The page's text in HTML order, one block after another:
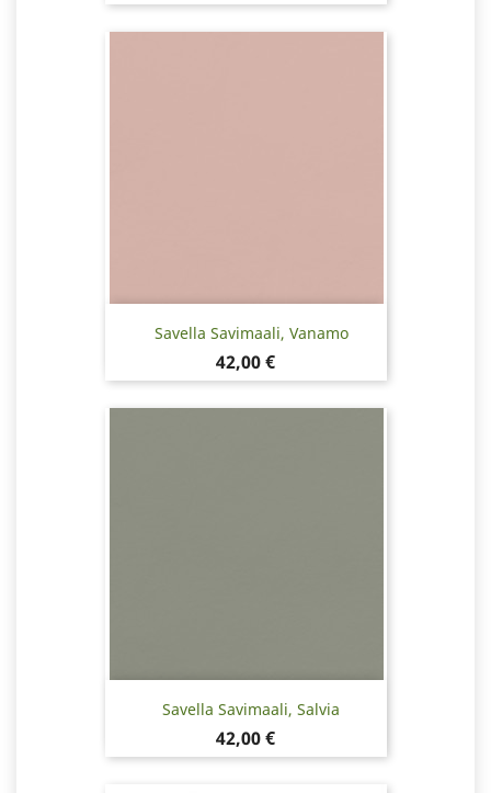
Savella Savimaali, Vanamo
Hinta
42,00 €
Savella Savimaali, Salvia
Hinta
42,00 €